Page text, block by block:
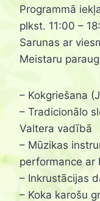
Programmā
plkst. 11:00 –
Sarunas ar
Meistaru
– Kokgriešana
– Tradicionālo
Valtera vadībā
– Mūzikas
performance ar
– Inkrustācijas
– Koka karošu